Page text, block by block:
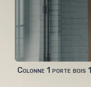
Colonne 1 porte bois